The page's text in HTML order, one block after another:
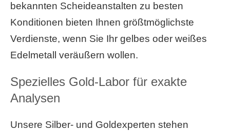
bekannten Scheideanstalten zu besten
Konditionen bieten Ihnen größtmöglichste
Verdienste, wenn Sie Ihr gelbes oder weißes
Edelmetall veräußern wollen.
Spezielles Gold-Labor für exakte
Analysen
Unsere Silber- und Goldexperten stehen